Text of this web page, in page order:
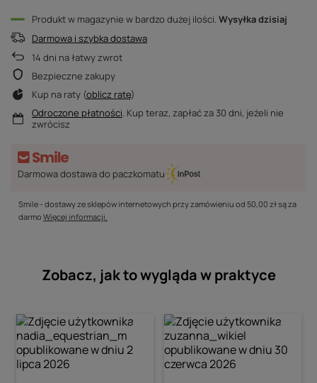
Produkt w magazynie w bardzo dużej ilości Wysyłkadzisiaj
Darmowa i szybka dostawa
14 dni na łatwy zwrot
Bezpieczne zakupy
Kup na raty (oblicz ratę)
Odroczone płatności. Kup teraz, zapłać za 30 dni, jeżeli nie
zwrócisz
Darmowa dostawa do paczkomatu
Smile - dostawy ze sklepów internetowych przy zamówieniu od 50,00 złsą za
darmo Więcej informacji.
Zobacz, jak to wygląda w praktyce